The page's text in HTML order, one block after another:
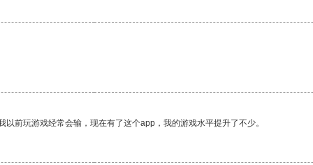
前玩游戏经常会输，现在有了这个app，我的游戏水平提升了不少。